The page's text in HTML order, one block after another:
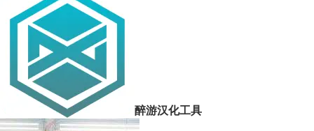
醉游汉化工具